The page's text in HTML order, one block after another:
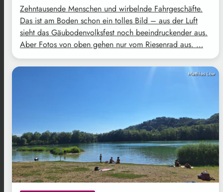
Zehntausende Menschen und wirbelnde Fahrgeschäfte.
Das ist am Boden schon ein tolles Bild – aus der Luft
sieht das Gäubodenvolksfest noch beeindruckender aus.
Aber Fotos von oben gehen nur vom Riesenrad aus. …
Matthias Löw